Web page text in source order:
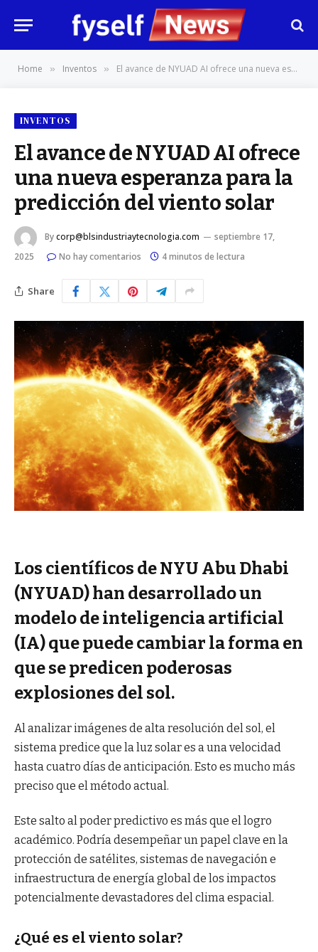
Home » Inventos » El avance de NYUAD AI ofrece una nueva esperanza para la predicción del viento solar
INVENTOS
El avance de NYUAD AI ofrece
una nueva esperanza para la
predicción del viento solar
Bycorp@blsindustriaytecnologia.com
septiembre 17,
2025
No hay comentarios 4 minutos de lectura
Share
Los científicos de NYU Abu Dhabi
(NYUAD) han desarrollado un
modelo de inteligencia artificial
(IA) que puede cambiar la forma en
que se predicen poderosas
explosiones del sol.
Al analizar imágenes de alta resolución del sol, el
sistema predice que la luz solar es a una velocidad
hasta cuatro días de anticipación. Esto es mucho más
preciso que el método actual.
Este salto al poder predictivo es más que el logro
académico. Podría desempeñar un papel clave en la
protección de satélites, sistemas de navegación e
infraestructura de energía global de los impactos
potencialmente devastadores del clima espacial.
¿Qué es el viento solar?